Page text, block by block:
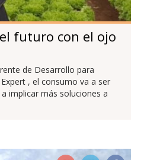
futuro con el ojo
de Desarrollo para
, el consumo va a ser
implicar más soluciones a